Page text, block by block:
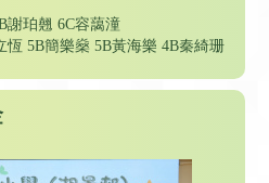
珀翹 6C容藹潼
恆 5B簡樂燊 5B黃海樂 4B秦綺珊